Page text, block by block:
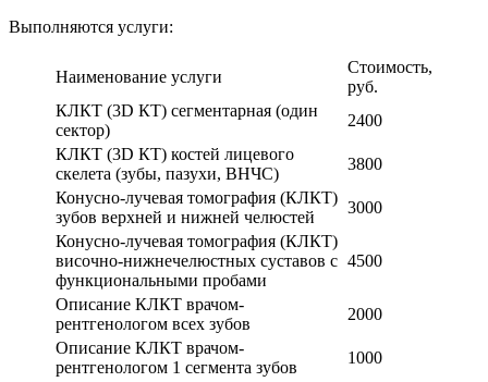
Выполняются услуги:
Наименование услуги
Стоимость,
руб.
КЛКТ (3D КТ) сегментарная (один
сектор)
2400
КЛКТ (3D КТ) костей лицевого
скелета (зубы, пазухи, ВНЧС)
3800
Конусно-лучевая томография (КЛКТ)
зубов верхней и нижней челюстей
3000
Конусно-лучевая томография (КЛКТ)
височно-нижнечелюстных суставов с
функциональными пробами
4500
Описание КЛКТ врачом-
рентгенологом всех зубов
2000
Описание КЛКТ врачом-
рентгенологом 1 сегмента зубов
1000